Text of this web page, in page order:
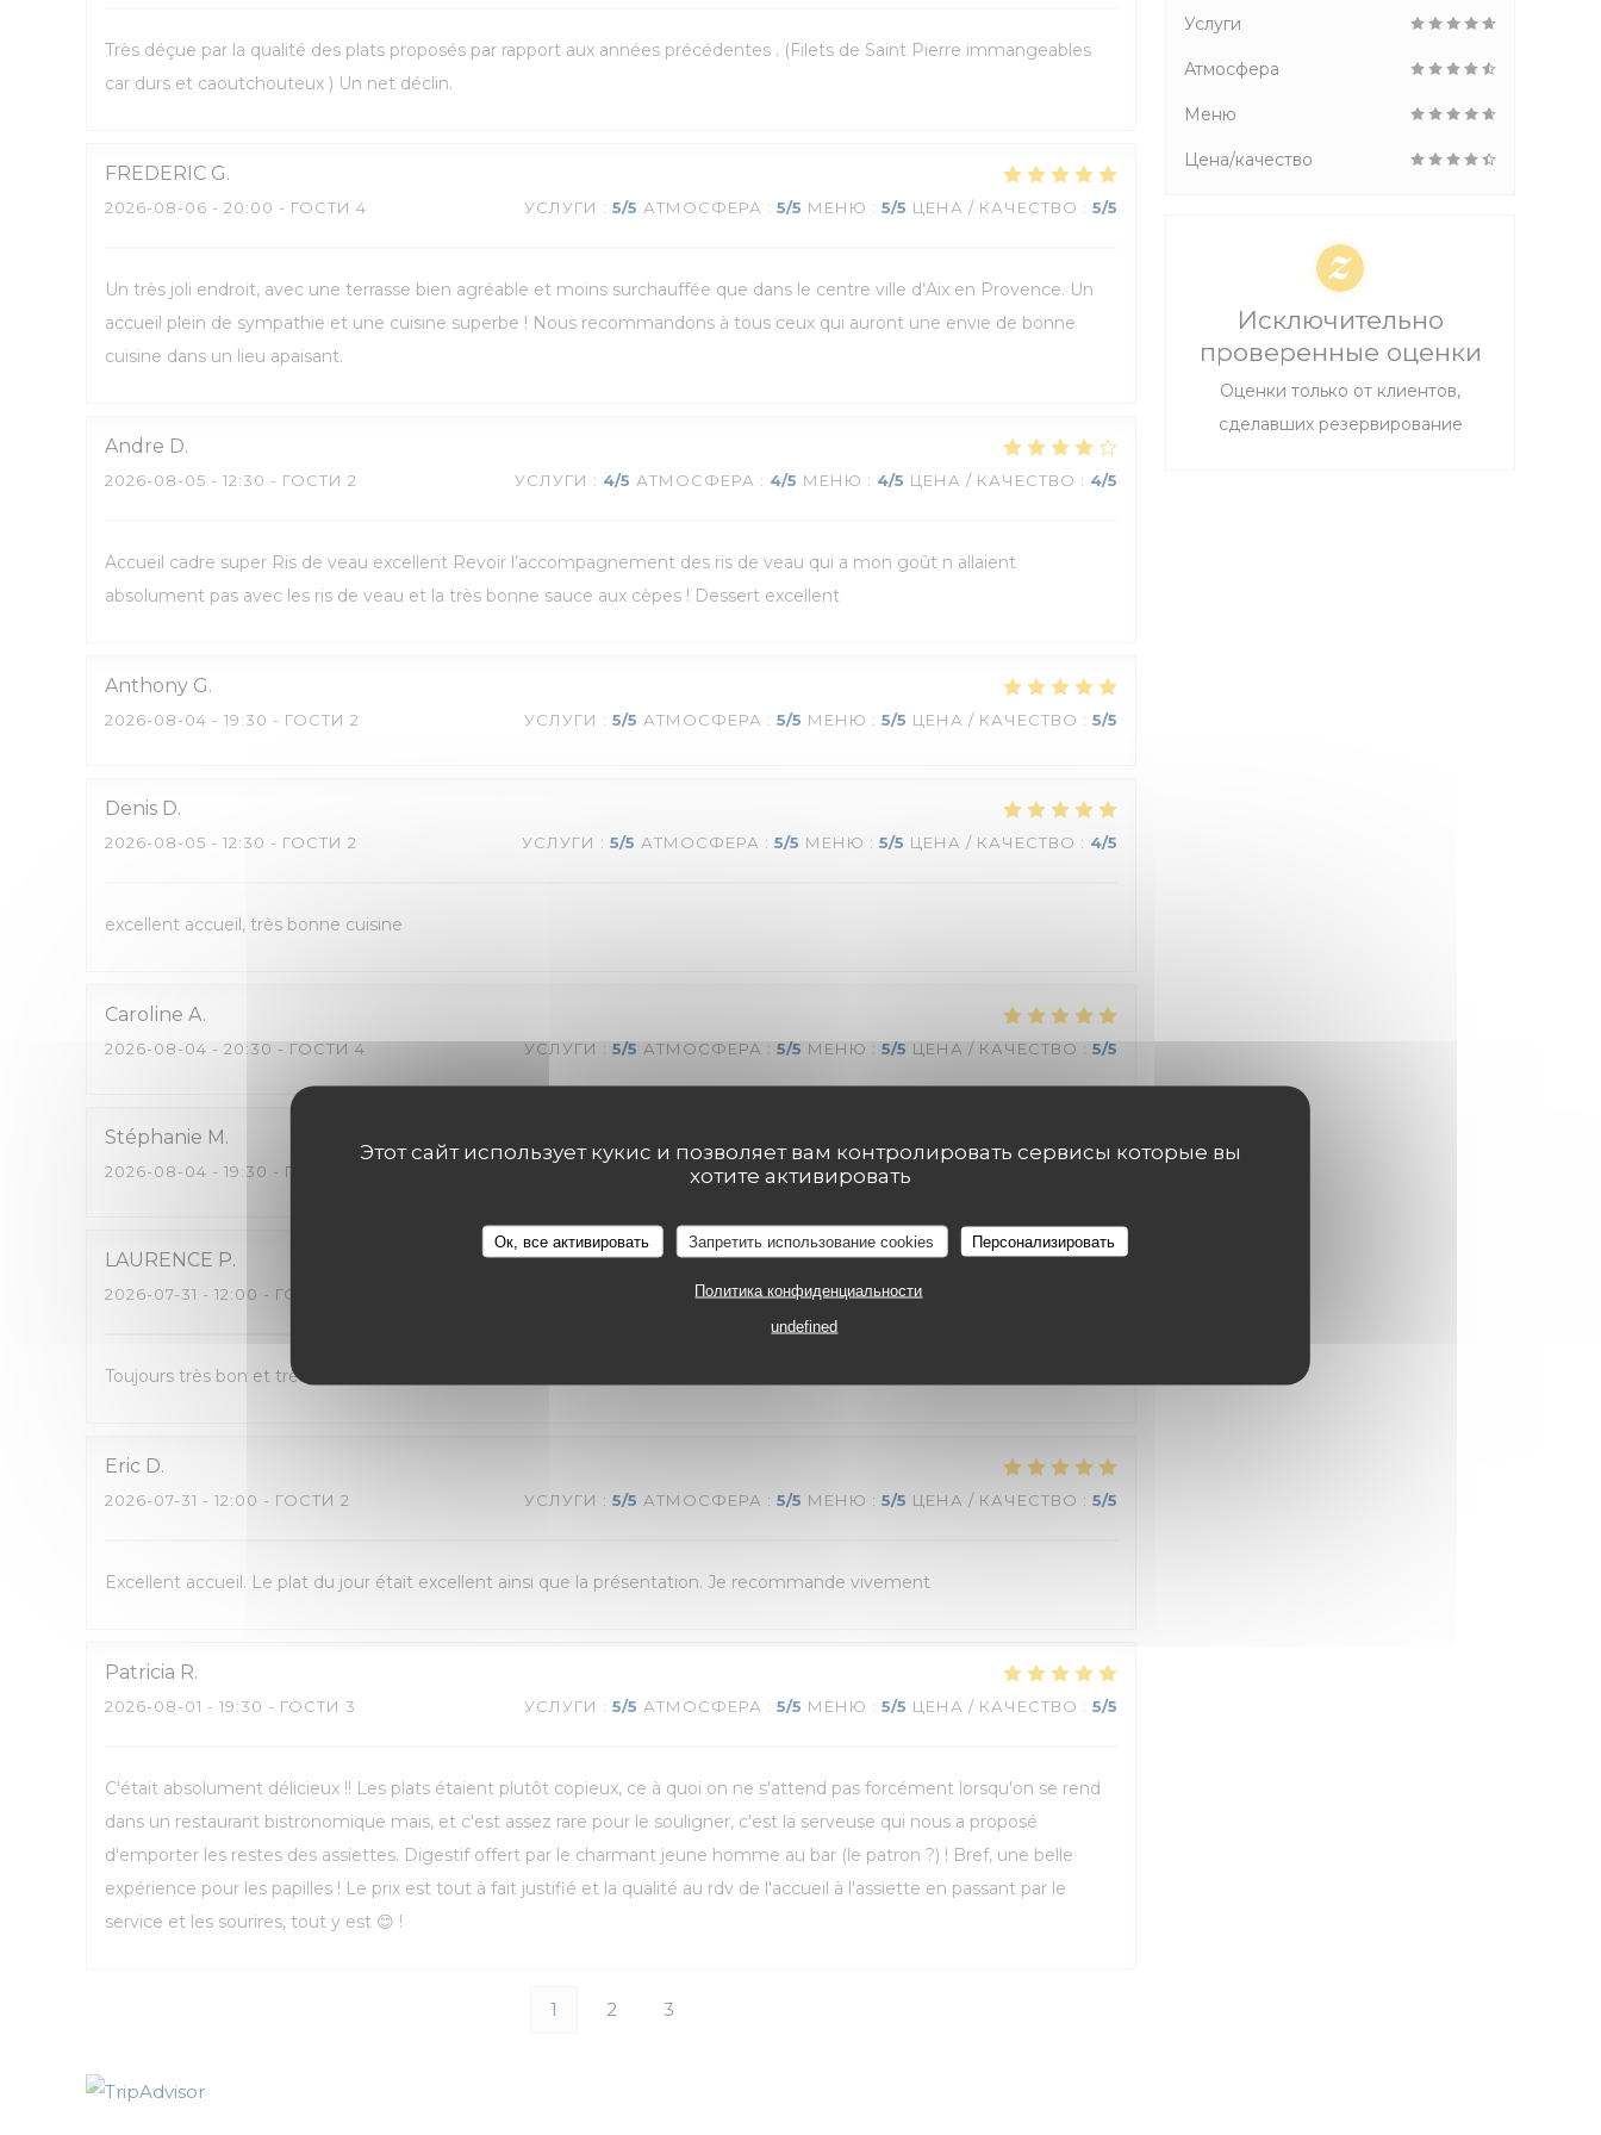
Этот сайт использует кукис и позволяет вам контролировать сервисы которые вы
хотите активировать
Ок, все активировать Запретить использование cookies Персонализировать
Политика конфиденциальности
undefined
Très déçue par la qualité des plats proposés par rapport aux années précédentes . (Filets de Saint Pierre immangeables
car durs et caoutchouteux ) Un net déclin.
FREDERIC G
2026-08-06 - 20:00 - ГОСТИ 4 УСЛУГИ : 5/5 АТМОСФЕРА : 5/5 МЕНЮ : 5/5 ЦЕНА / КАЧЕСТВО : 5/5
Un très joli endroit, avec une terrasse bien agréable et moins surchauffée que dans le centre ville d’Aix en Provence. Un
accueil plein de sympathie et une cuisine superbe ! Nous recommandons à tous ceux qui auront une envie de bonne
cuisine dans un lieu apaisant.
Andre D
2026-08-05 - 12:30 - ГОСТИ 2 УСЛУГИ : 4/5 АТМОСФЕРА : 4/5 МЕНЮ : 4/5 ЦЕНА / КАЧЕСТВО : 4/5
Accueil cadre super Ris de veau excellent Revoir l’accompagnement des ris de veau qui a mon goût n allaient
absolument pas avec les ris de veau et la très bonne sauce aux cèpes ! Dessert excellent
Anthony G
2026-08-04 - 19:30 - ГОСТИ 2 УСЛУГИ : 5/5 АТМОСФЕРА : 5/5 МЕНЮ : 5/5 ЦЕНА / КАЧЕСТВО : 5/5
Denis D
2026-08-05 - 12:30 - ГОСТИ 2 УСЛУГИ : 5/5 АТМОСФЕРА : 5/5 МЕНЮ : 5/5 ЦЕНА / КАЧЕСТВО : 4/5
excellent accueil, très bonne cuisine
Caroline A
2026-08-04 - 20:30 - ГОСТИ 4 УСЛУГИ : 5/5 АТМОСФЕРА : 5/5 МЕНЮ : 5/5 ЦЕНА / КАЧЕСТВО : 5/5
Stéphanie M
2026-08-04 - 19:30 - ГОСТИ 2 АТМОСФЕРА : 5/5 МЕНЮ: 5/5
LAURENCE P
2026-07-31 - 12:00 - ГОСТИ 3 АТМОСФЕРА: 5/5 МЕНЮ: 5/5 ЦЕНА / КАЧЕСТВО
Toujours très bon et très accueillant.
Eric D
2026-07-31 - 12:00 - ГОСТИ 2 УСЛУГИ : 5/5 АТМОСФЕРА : 5/5 МЕНЮ : 5/5 ЦЕНА / КАЧЕСТВО : 5/5
Excellent accueil. Le plat du jour était excellent ainsi que la présentation. Je recommande vivement
Patricia R
2026-08-01 - 19:30 - ГОСТИ 3 УСЛУГИ : 5/5 АТМОСФЕРА : 5/5 МЕНЮ : 5/5 ЦЕНА / КАЧЕСТВО : 5/5
C'était absolument délicieux !! Les plats étaient plutôt copieux, ce à quoi on ne s'attend pas forcément lorsqu'on se rend
dans un restaurant bistronomique mais, et c'est assez rare pour le souligner, c'est la serveuse qui nous a proposé
d'emporter les restes des assiettes. Digestif offert par le charmant jeune homme au bar (le patron ?) ! Bref, une belle
expérience pour les papilles ! Le prix est tout à fait justifié et la qualité au rdv de l'accueil à l'assiette en passant par le
service et les sourires, tout y est 😊 !
1 2 3
Услуги
Атмосфера
Меню
Цена/качество
Исключительно
проверенные оценки
Оценки только от клиентов,
сделавших резервирование